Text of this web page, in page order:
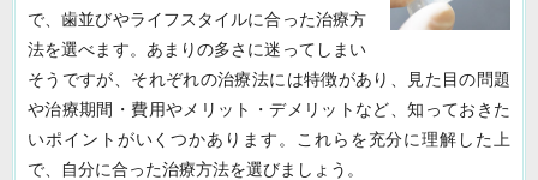
で、歯並びやライフスタイルに合った治療方
法を選べます。あまりの多さに迷ってしまい
そうですが、それぞれの治療法には特徴があり、見た目の問題
や治療期間・費用やメリット・デメリットなど、知っておきた
いポイントがいくつかあります。これらを充分に理解した上
で、自分に合った治療方法を選びましょう。